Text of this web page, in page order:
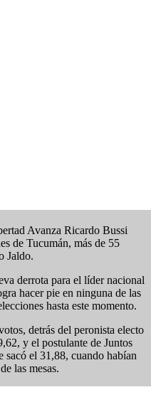
Avanza Ricardo Bussi
de Tucumán, más de 55
Jaldo.
derrota para el líder nacional
hacer pie en ninguna de las
hasta este momento.
detrás del peronista electo
y el postulante de Juntos
sacó el 31,88, cuando habían
las mesas.